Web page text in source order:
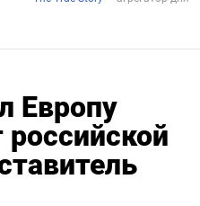
Европу
российской